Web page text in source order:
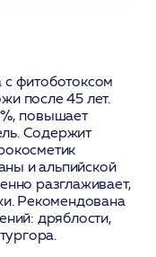
фитоботоксом
после 45 лет.
повышает
Содержит
и альпийской
разглаживает,
Рекомендована
дряблости,